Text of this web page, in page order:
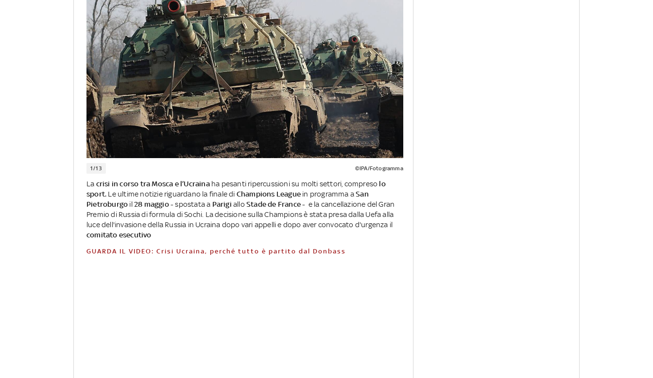
1/13 ©IPA/Fotogramma
La crisi in corso tra Mosca e l’Ucraina ha pesanti ripercussioni su molti settori, compreso lo
sport. Le ultime notizie riguardano la finale di Champions Leaguein programma aSan
Pietroburgo il28 maggio -spostata a Parigi allo Stade de France - e la cancellazione del Gran
Premio di Russia di formula di Sochi. La decisione sulla Champions è stata presa dalla Uefa alla
luce dell'invasione della Russia in Ucraina dopo vari appelli e dopo aver convocato d'urgenza il
comitato esecutivo
GUARDA IL VIDEO: Crisi Ucraina, perché tutto è partito dal Donbass